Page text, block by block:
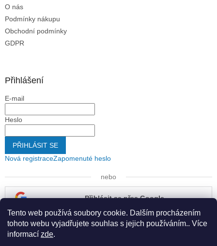
Tento web používá soubory cookie. Dalším procházením
tohoto webu vyjadřujete souhlas s jejich používáním.. Více
informací zde.
O nás
Podmínky nákupu
Obchodní podmínky
GDPR
Přihlášení
E-mail
Heslo
PŘIHLÁSIT SE
Nová registraceZapomenuté heslo
nebo
Přihlásit se přes Google
Přihlásit se přes Seznam